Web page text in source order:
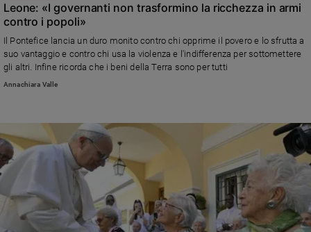
Contatti
Pubblicità
Redazione
Social
Leone: «I governanti non trasformino la ricchezza in armi
contro i popoli»
Il Pontefice lancia un duro monito contro chi opprime il povero e lo sfrutta a
suo vantaggio e contro chi usa la violenza e l'indifferenza per sottomettere
gli altri. Infine ricorda che i beni della Terra sono per tutti
Annachiara Valle